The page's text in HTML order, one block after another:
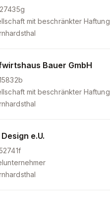
mit beschränkter Haftung
Bauer GmbH
mit beschränkter Haftung
e.U.